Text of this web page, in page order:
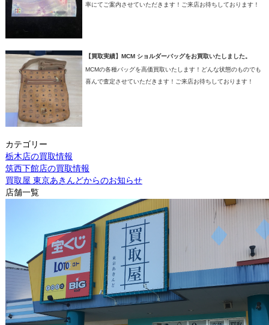
率にてご案内させていただきます！ご来店お待ちしております！
【買取実績】MCM ショルダーバッグをお買取いたしました。
MCMの各種バッグを高価買取いたします！どんな状態のものでも
喜んで査定させていただきます！ご来店お待ちしております！
カテゴリー
栃木店の買取情報
筑西下館店の買取情報
買取屋 東京あきんどからのお知らせ
店舗一覧